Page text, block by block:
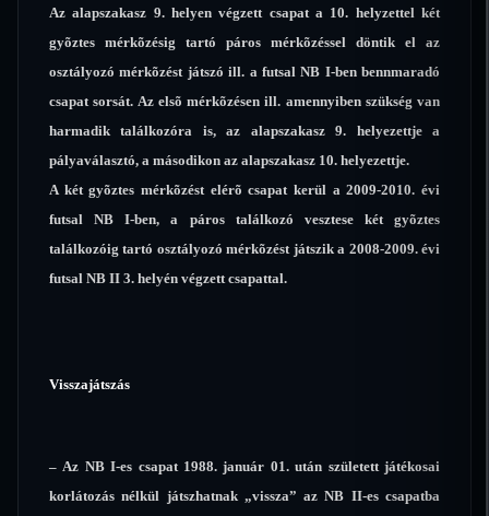
Az alapszakasz 9. helyen végzett csapat a 10. helyzettel két
gyõztes mérkõzésig tartó páros mérkõzéssel döntik el az
osztályozó mérkõzést játszó ill. a futsal NB I-ben bennmaradó
csapat sorsát. Az elsõ mérkõzésen ill. amennyiben szükség van
harmadik találkozóra is, az alapszakasz 9. helyezettje a
pályaválasztó, a másodikon az alapszakasz 10. helyezettje.
A két gyõztes mérkõzést elérõ csapat kerül a 2009-2010. évi
futsal NB I-ben, a páros találkozó vesztese két gyõztes
találkozóig tartó osztályozó mérkõzést játszik a 2008-2009. évi
futsal NB II 3. helyén végzett csapattal.
Visszajátszás
– Az NB I-es csapat 1988. január 01. után született játékosai
korlátozás nélkül játszhatnak „vissza” az NB II-es csapatba